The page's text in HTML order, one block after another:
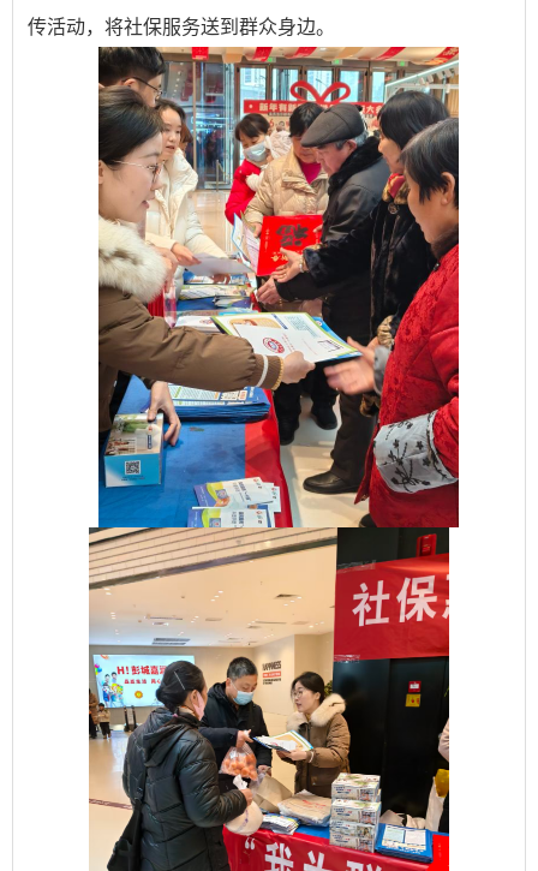
传活动，将社保服务送到群众身边。